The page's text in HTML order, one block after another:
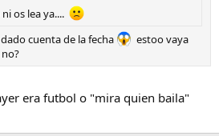
os lea ya....
cuenta de la fecha
estoo vaya
era futbol o "mira quien baila"